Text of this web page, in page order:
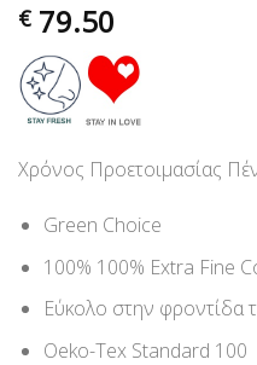
€ 79.50
Χρόνος Προετοιμασίας
Green Choice
100% 100% Extra Fine
Εύκολο στην φροντίδα
Oeko-Tex Standard 100